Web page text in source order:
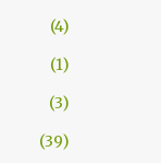
4
1
3
39